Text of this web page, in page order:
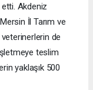
Akdeniz
İl Tarım ve
de
teslim
yaklaşık 500